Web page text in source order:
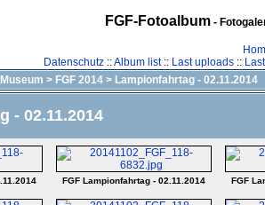
FGF-Fotoalbum-
Datenschutz::Album list:: Last uploads::
> FGF 2014 > Lampionfahrtag - 02.11.2014
- 02.11.2014
FGF Lampionfahrtag - 02.11.2014 FGF